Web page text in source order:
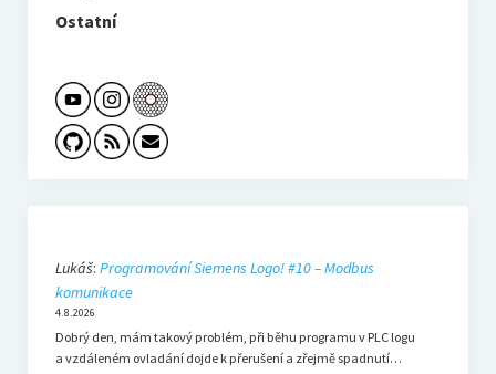
Ostatní
Lukáš: Programování Siemens Logo! #10 – Modbus
komunikace
4.8.2026
Dobrý den, mám takový problém, při běhu programu v PLC logu
a vzdáleném ovladání dojde k přerušení a zřejmě spadnutí…